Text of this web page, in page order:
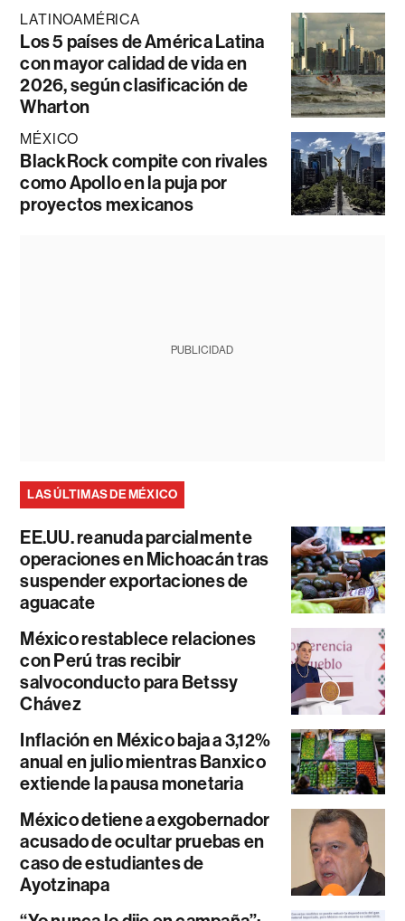
LATINOAMÉRICA
Los 5 países de América Latina
con mayor calidad de vida en
2026, según clasificación de
Wharton
MÉXICO
BlackRock compite con rivales
como Apollo en la puja por
proyectos mexicanos
PUBLICIDAD
LAS ÚLTIMAS DE MÉXICO
EE.UU. reanuda parcialmente
operaciones en Michoacán tras
suspender exportaciones de
aguacate
México restablece relaciones
con Perú tras recibir
salvoconducto para Betssy
Chávez
Inflación en México baja a 3,12%
anual en julio mientras Banxico
extiende la pausa monetaria
México detiene a exgobernador
acusado de ocultar pruebas en
caso de estudiantes de
Ayotzinapa